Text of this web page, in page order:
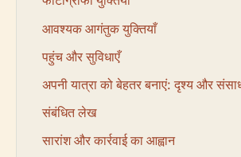
आवश्यक आगंतुक युक्तियाँ
पहुंच और सुविधाएँ
अपनी यात्रा को बेहतर बनाएं: दृश्य और
संबंधित लेख
सारांश और कार्रवाई का आह्वान